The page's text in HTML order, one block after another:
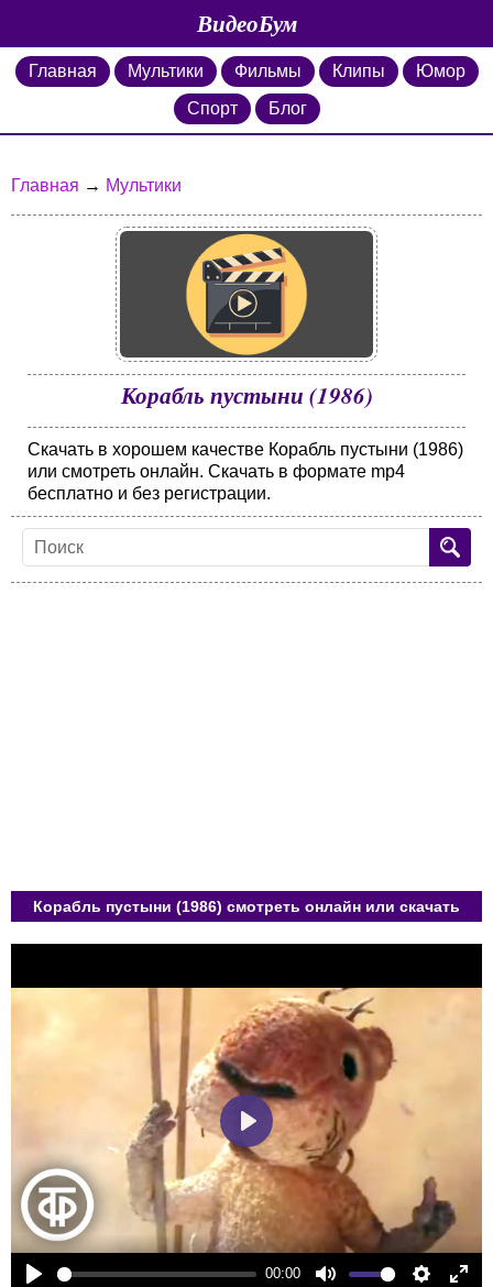
ВидеоБум
Главная Мультики Фильмы Клипы
Юмор
Спорт
Блог
Главная → Мультики
Корабль пустыни (1986)
Скачать в хорошем качестве Корабль пустыни (1986)
или смотреть онлайн. Скачать в формате mp4
бесплатно и без регистрации.
Корабль пустыни (1986) смотреть онлайн или скачать
00:00
Play